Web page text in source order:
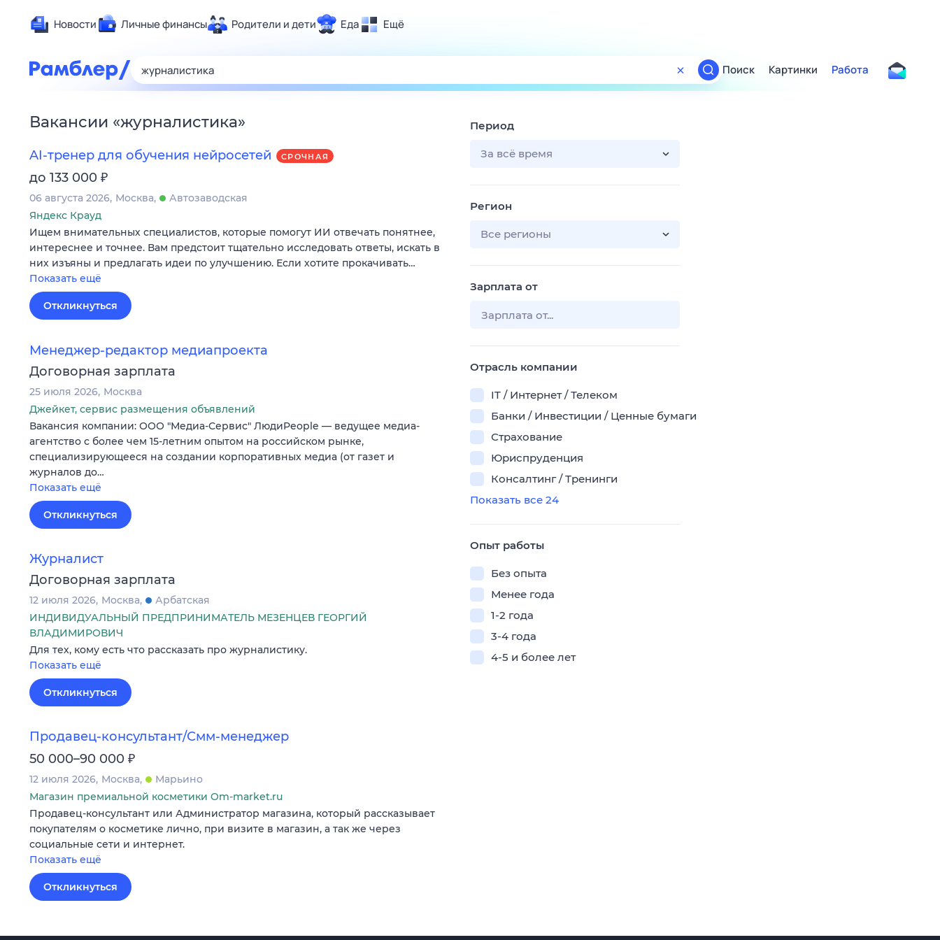
Новости Личные финансы Родители и дети Еда Ещё
Развлечения и отдых
Карьера
Сберегаем вместе
Гороскопы
Поиск
ТВ-программа
Поиск Картинки Работа
Вакансии «журналистика»
AI-тренер для обучения нейросетей СРОЧНАЯ
до 133 000 ₽
06 августа 2026 Москва
Автозаводская
Яндекс Крауд
Ищем внимательных специалистов, которые помогут ИИ отвечать понятнее,
интереснее и точнее. Вам предстоит тщательно исследовать ответы, искать в
них изъяны и предлагать идеи по улучшению. Если хотите прокачивать…
Показать ещё
Откликнуться
Менеджер-редактор медиапроекта
Договорная зарплата
25 июля 2026 Москва
Джейкет, сервис размещения объявлений
Вакансия компании: ООО "Медиа-Сервис" ЛюдиPeople — ведущее медиа-
агентство с более чем 15-летним опытом на российском рынке,
специализирующееся на создании корпоративных медиа (от газет и
журналов до…
Показать ещё
Откликнуться
Журналист
Договорная зарплата
12 июля 2026 Москва
Арбатская
ИНДИВИДУАЛЬНЫЙ ПРЕДПРИНИМАТЕЛЬ МЕЗЕНЦЕВ ГЕОРГИЙ
ВЛАДИМИРОВИЧ
Для тех, кому есть что рассказать про журналистику.
Показать ещё
Откликнуться
Продавец-консультант/Смм-менеджер
50 000–90 000 ₽
12 июля 2026 Москва
Марьино
Магазин премиальной косметики Om-market.ru
Продавец-консультант или Администратор магазина, который рассказывает
покупателям о косметике лично, при визите в магазин, а так же через
социальные сети и интернет.
Показать ещё
Откликнуться
Период
За всё время
Регион
Все регионы
Зарплата от
Отрасль компании
IT / Интернет / Телеком
Банки / Инвестиции / Ценные бумаги
Страхование
Юриспруденция
Консалтинг / Тренинги
Показать все 24
Опыт работы
Без опыта
Менее года
1-2 года
3-4 года
4-5 и более лет